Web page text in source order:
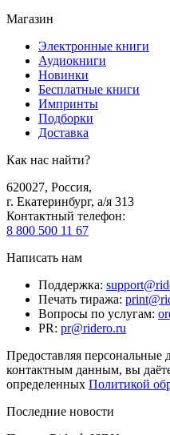
Магазин
Электронные книги
Аудиокниги
Новинки
Бесплатные книги
Импринты
Подборки
Доставка
Как нас найти?
620027, Россия,
г. Екатеринбург, а/я 313
Контактный телефон:
8 800 500 11 67
Написать нам
Поддержка:
Печать тиража:
Вопросы по услугам:
PR: pr@ridero.ru
Предоставляя
контактным данным, вы
определенных Политикой
Последние новости